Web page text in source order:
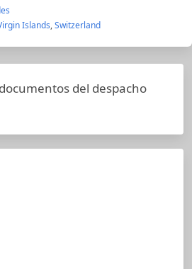
Islands,Switzerland
del despacho